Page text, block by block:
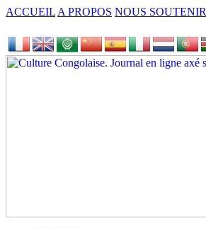
ACCUEIL A PROPOS NOUS SOUTENIR